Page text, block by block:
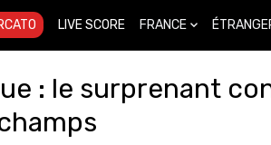
LIVE SCORE FRANCE
: le surprenant